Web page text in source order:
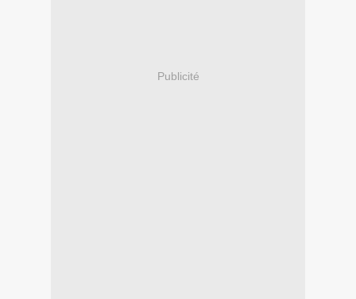
Publicité